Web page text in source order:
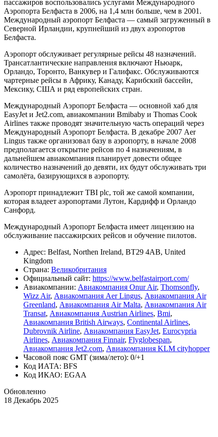
пассажиров воспользовались услугами Международного
Аэропорта Белфаста в 2006, на 1,4 млн больше, чем в 2001.
Международный аэропорт Белфаста — самый загруженный в
Северной Ирландии, крупнейший из двух аэропортов
Белфаста.
Аэропорт обслуживает регулярные рейсы 48 назначений.
Трансатлантические направления включают Ньюарк,
Орландо, Торонто, Ванкувер и Галифакс. Обслуживаются
чартерные рейсы в Африку, Канаду, Карибский бассейн,
Мексику, США и ряд европейских стран.
Международный Аэропорт Белфаста — основной хаб для
EasyJet и Jet2.com, авиакомпании Bmibaby и Thomas Cook
Airlines также проводят значительную часть операций через
Международный Аэропорт Белфаста. В декабре 2007 Aer
Lingus также организовал базу в аэропорту, в начале 2008
предполагается открытие рейсов по 4 назначениям, в
дальнейшем авиакомпания планирует довести общее
количество назначений до девяти, их будут обслуживать три
самолёта, базирующихся в аэропорту.
Аэропорт принадлежит TBI plc, той же самой компании,
которая владеет аэропортами Лутон, Кардифф и Орландо
Санфорд.
Международный Аэропорт Белфаста имеет лицензию на
обслуживание пассажирских рейсов и обучение пилотов.
Адрес: Belfast, Northen Ireland, BT29 4AB, United
Kingdom
Страна: Великобритания
Официальный cайт: https://www.belfastairport.com/
Авиакомпании: Авиакомпания Onur Air, Thomsonfly,
Wizz Air, Авиакомпания Aer Lingus, Авиакомпания Air
Greenland, Авиакомпания Air Malta, Авиакомпания Air
Transat, Авиакомпания Austrian Airlines, Bmi,
Авиакомпания British Airways, Continental Airlines,
Dubrovnik Airline, Авиакомпания EasyJet, Eurocypria
Airlines, Авиакомпания Finnair, Flyglobespan,
Авиакомпания Jet2.com, Авиакомпания KLM cityhopper
Часовой пояс GMT (зима/лето): 0/+1
Код ИАТА: BFS
Код ИКАО: EGAA
Обновленно
18 Декабрь 2025